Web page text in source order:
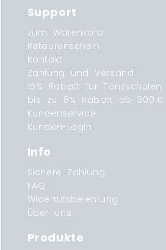
Support
zum Warenkorb
Retourenschein
Kontakt
Zahlung und Versand
15% Rabatt für Tanzschulen
bis zu 8% Rabatt ab 300 €
Kundenservice
Kunden-Login
Info
Sichere Zahlung
FAQ
Widerrufsbelehrung
Über uns
Produkte